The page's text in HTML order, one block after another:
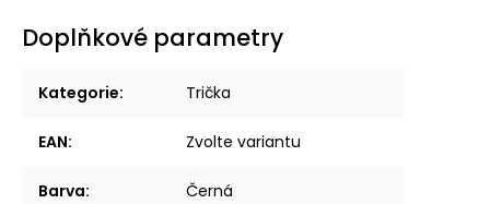
Doplňkové parametry
Kategorie: Trička
EAN: Zvolte variantu
Barva: Černá